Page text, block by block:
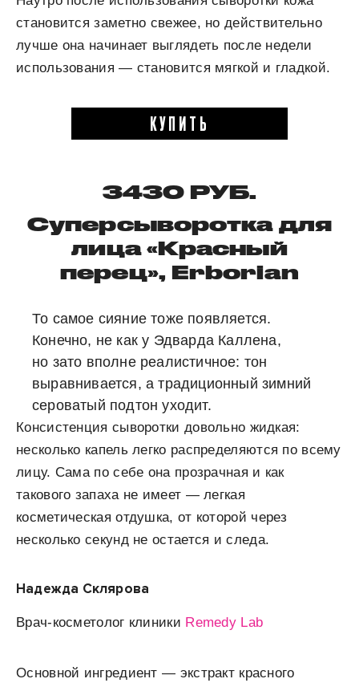
становится заметно свежее, но действительно
лучше она начинает выглядеть после недели
использования — становится мягкой и гладкой.
КУПИТЬ
3430 РУБ.
Суперсыворотка для
лица «Красный
перец», Erborian
То самое сияние тоже появляется.
Конечно, не как у Эдварда Каллена,
но зато вполне реалистичное: тон
выравнивается, а традиционный зимний
сероватый подтон уходит.
Консистенция сыворотки довольно жидкая:
несколько капель легко распределяются по всему
лицу. Сама по себе она прозрачная и как
такового запаха не имеет — легкая
косметическая отдушка, от которой через
несколько секунд не остается и следа.
Надежда Склярова
Врач-косметолог клиники Remedy Lab
Основной ингредиент — экстракт красного